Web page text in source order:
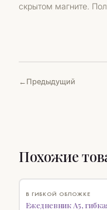
скрытом магните.
Предыдущий
Похожие
В ГИБКОЙ ОБЛОЖКЕ
Ежедневник А5,